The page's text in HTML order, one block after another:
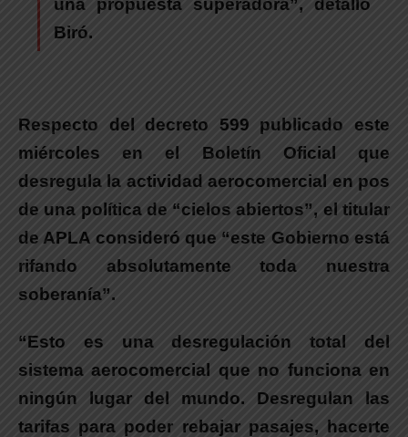
Biró.
Respecto del decreto 599 publicado este
miércoles en el Boletín Oficial que
desregula la actividad aerocomercial en pos
de una política de “cielos abiertos”, el titular
de APLA consideró que “este Gobierno está
rifando absolutamente toda nuestra
soberanía”.
“Esto es una desregulación total del
sistema aerocomercial que no funciona en
ningún lugar del mundo. Desregulan las
tarifas para poder rebajar pasajes, hacerte